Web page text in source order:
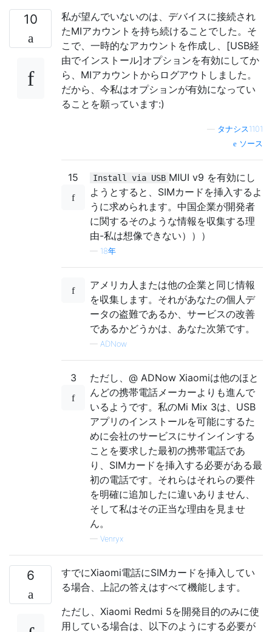
10
私が望んでいないのは、デバイスに接続され
たMIアカウントを持ち続けることでした。そ
こで、一時的なアカウントを作成し、[USB経
由でインストール]オプションを有効にしてか
ら、MIアカウントからログアウトしました。
だから、今私はオプションが有効になってい
ることを願っています:)
タナシス1101
ソース
15 Install via USB MIUI v9 を有効にし
ようとすると、SIMカードを挿入するよ
うに求められます。中国企業が開発者
に関するそのような情報を収集する理
由-私は想像できない）））
— 18年
アメリカ人または他の企業と同じ情報
を収集します。それがあなたの個人デ
ータの盗難であるか、サービスの改善
であるかどうかは、あなた次第です。
— ADNow
3
ただし、@ ADNow Xiaomiは他のほと
んどの携帯電話メーカーよりも進んで
いるようです。私のMi Mix 3は、USB
アプリのインストールを可能にするた
めに会社のサービスにサインインする
ことを要求した最初の携帯電話であ
り、SIMカードを挿入する必要がある最
初の電話です。それらはそれらの要件
を明確に追加したに違いありません、
そして私はその正当な理由を見ませ
ん。
— Venryx
6
すでにXiaomi電話にSIMカードを挿入してい
る場合、上記の答えはすべて機能します。
ただし、Xiaomi Redmi 5を開発目的のみに使
用している場合は、以下のようにする必要が